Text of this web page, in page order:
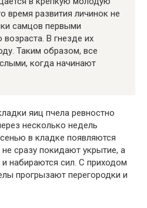
время развития личинок не
самцов первыми
В гнезде их
Таким образом, все
когда начинают
яиц пчела ревностно
несколько недель
в кладке появляются
сразу покидают укрытие, а
набираются сил. С приходом
прогрызают перегородки и